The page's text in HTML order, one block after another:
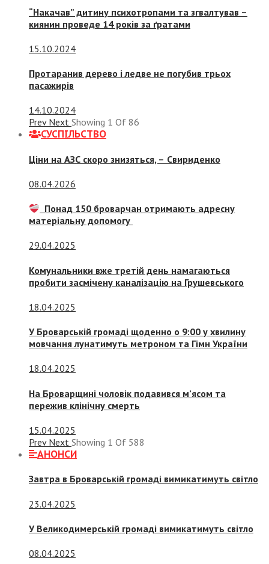
“Накачав” дитину психотропами та згвалтував –
киянин проведе 14 років за ґратами
15.10.2024
Протаранив дерево і ледве не погубив трьох
пасажирів
14.10.2024
Prev Next Showing 1 Of 86
СУСПIЛЬСТВО
Ціни на АЗС скоро знизяться, – Свириденко
08.04.2026
Понад 150 броварчан отримають адресну
матеріальну допомогу
29.04.2025
Комунальники вже третій день намагаються
пробити засмічену каналізацію на Грушевського
18.04.2025
У Броварській громаді щоденно о 9:00 у хвилину
мовчання лунатимуть метроном та Гімн України
18.04.2025
На Броварщині чоловік подавився м’ясом та
пережив клінічну смерть
15.04.2025
Prev Next Showing 1 Of 588
АНОНСИ
Завтра в Броварській громаді вимикатимуть світло
23.04.2025
У Великодимерській громаді вимикатимуть світло
08.04.2025